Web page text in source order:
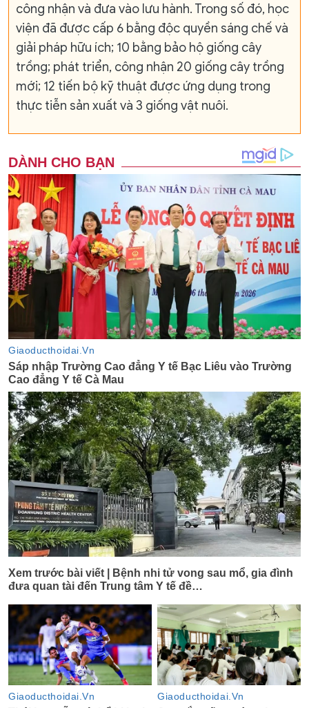
công nhận và đưa vào lưu hành. Trong số đó, học
viện đã được cấp 6 bằng độc quyền sáng chế và
giải pháp hữu ích; 10 bằng bảo hộ giống cây
trồng; phát triển, công nhận 20 giống cây trồng
mới; 12 tiến bộ kỹ thuật được ứng dụng trong
thực tiễn sản xuất và 3 giống vật nuôi.